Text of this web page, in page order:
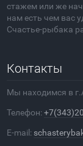
стажем или же
нам есть чем вас
Счастье-рыбака
Контакты
Мы находимся в
Телефон:
E-mail: